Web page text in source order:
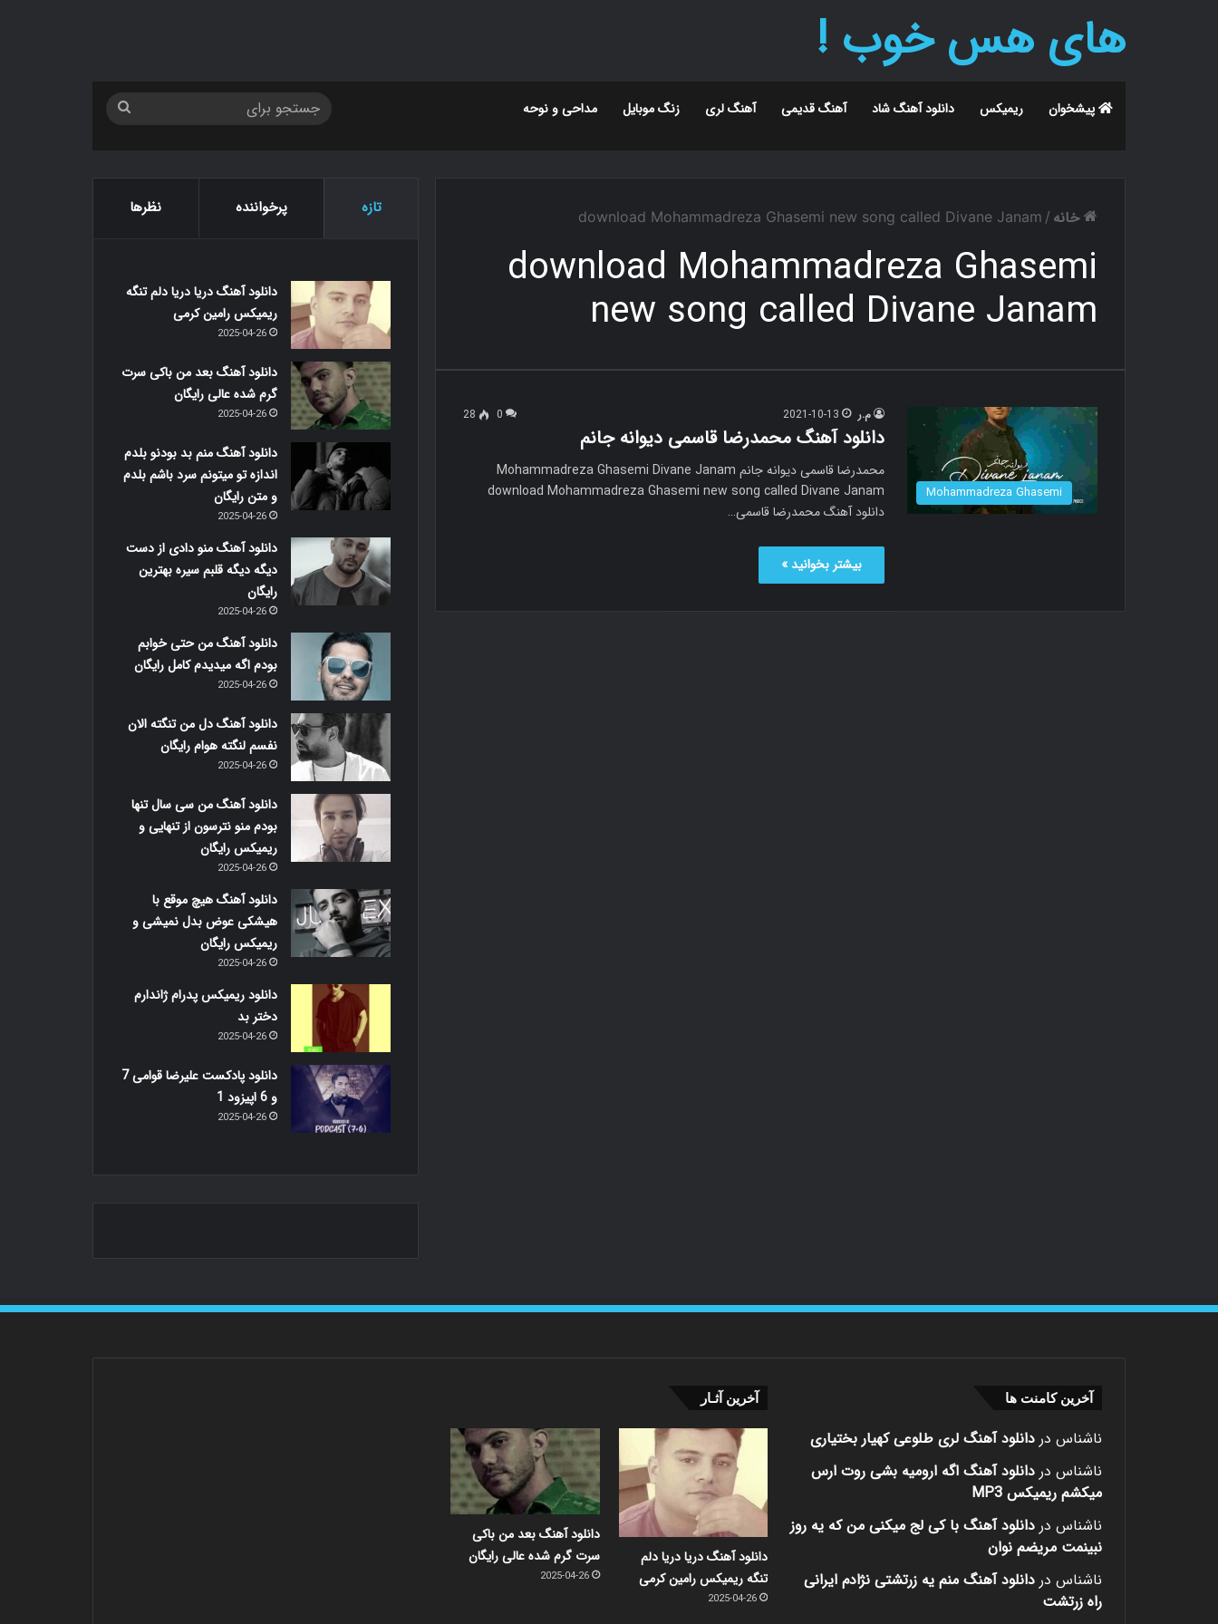
های هس خوب !
پیشخوان ریمیکس دانلود آهنگ شاد آهنگ قدیمی آهنگ لری زنگ موبایل مداحی و نوحه
خانه /
download Mohammadreza Ghasemi new song called Divane Janam
download Mohammadreza Ghasemi
new song called Divane Janam
Mohammadreza Ghasemi
م.ر 2021-10-13
0
28
دانلود آهنگ محمدرضا قاسمی دیوانه جانم
محمدرضا قاسمی دیوانه جانم Mohammadreza Ghasemi Divane Janam
download Mohammadreza Ghasemi new song called Divane Janam
دانلود آهنگ محمدرضا قاسمی…
بیشتر بخوانید »
تازه پرخواننده نظرها
دانلود آهنگ دریا دریا دلم تنگه
ریمیکس رامین کرمی
2025-04-26
دانلود آهنگ بعد من باکی سرت
گرم شده عالی رایگان
2025-04-26
دانلود آهنگ منم بد بودنو بلدم
اندازه تو میتونم سرد باشم بلدم
و متن رایگان
2025-04-26
دانلود آهنگ منو دادی از دست
دیگه دیگه قلبم سیره بهترین
رایگان
2025-04-26
دانلود آهنگ من حتی خوابم
بودم اگه میدیدم کامل رایگان
2025-04-26
دانلود آهنگ دل من تنگته الان
نفسم لنگته هوام رایگان
2025-04-26
دانلود آهنگ من سی سال تنها
بودم منو نترسون از تنهایی و
ریمیکس رایگان
2025-04-26
دانلود آهنگ هیچ موقع با
هیشکی عوض بدل نمیشی و
ریمیکس رایگان
2025-04-26
دانلود ریمیکس پدرام ژاندارم
دختر بد
2025-04-26
دانلود پادکست علیرضا قوامی 7
و 6 اپیزود 1
2025-04-26
آخرین کامنت ها
ناشناس در دانلود آهنگ لری طلوعی کهیار بختیاری
ناشناس در دانلود آهنگ اگه ارومیه بشی روت ارس
میکشم ریمیکس MP3
ناشناس در دانلود آهنگ با کی لج میکنی من که یه روز
نبینمت مریضم نوان
ناشناس در دانلود آهنگ منم یه زرتشتی نژادم ایرانی
راه زرتشت
آخرین آثـار
دانلود آهنگ دریا دریا دلم
تنگه ریمیکس رامین کرمی
2025-04-26
دانلود آهنگ بعد من باکی
سرت گرم شده عالی رایگان
2025-04-26